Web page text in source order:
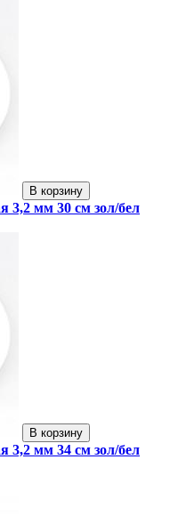
В корзину
3,2 мм 30 см зол/бел
В корзину
3,2 мм 34 см зол/бел